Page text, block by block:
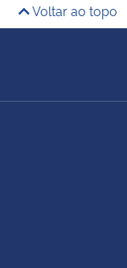
Voltar ao topo